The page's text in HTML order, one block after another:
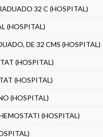
32 C (HOSPITAL)
(HOSPITAL)
DE 32 CMS (HOSPITAL)
(HOSPITAL)
(HOSPITAL)
(HOSPITAL)
(HOSPITAL)